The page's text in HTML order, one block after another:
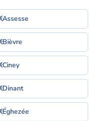
Assesse
Bièvre
Ciney
Dinant
Éghezée